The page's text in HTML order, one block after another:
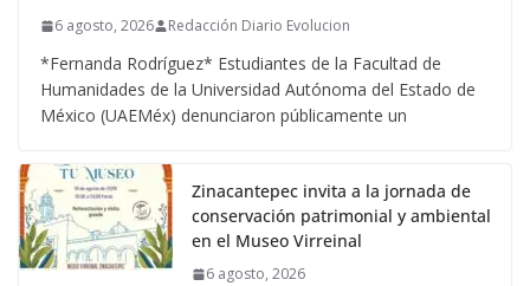
6 agosto, 2026 Redacción Diario Evolucion
*Fernanda Rodríguez* Estudiantes de la Facultad de
Humanidades de la Universidad Autónoma del Estado de
México (UAEMéx) denunciaron públicamente un
Zinacantepec invita a la jornada de
conservación patrimonial y ambiental
en el Museo Virreinal
6 agosto, 2026